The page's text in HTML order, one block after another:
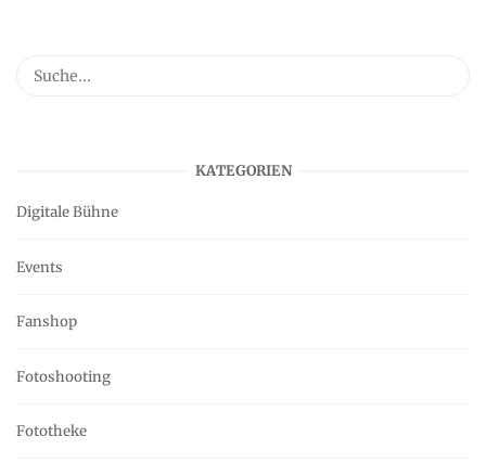
KATEGORIEN
Digitale Bühne
Events
Fanshop
Fotoshooting
Fototheke